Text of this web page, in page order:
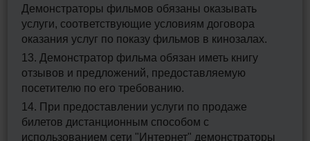
Демонстраторы фильмов обязаны оказывать
услуги, соответствующие условиям договора
оказания услуг по показу фильмов в кинозалах.
13. Демонстратор фильма обязан иметь книгу
отзывов и предложений, предоставляемую
посетителю по его требованию.
14. При предоставлении услуги по продаже
билетов дистанционным способом с
использованием сети "Интернет" демонстраторы